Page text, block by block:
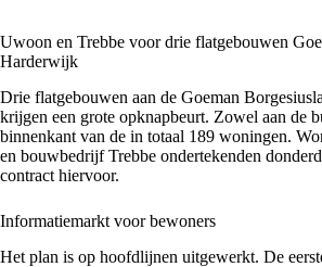
Uwoon en Trebbe voor drie flatgebouwen
Harderwijk
Drie flatgebouwen aan de Goeman
krijgen een grote opknapbeurt. Zowel aan de
binnenkant van de in totaal 189 woningen.
en bouwbedrijf Trebbe ondertekenden
contract hiervoor.
Informatiemarkt voor bewoners
Het plan is op hoofdlijnen uitgewerkt. De